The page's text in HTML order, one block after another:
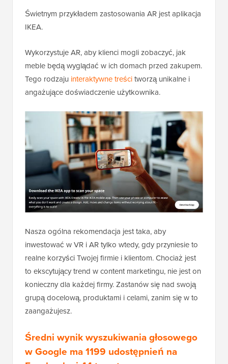
Świetnym przykładem zastosowania AR jest aplikacja
IKEA.
Wykorzystuje AR, aby klienci mogli zobaczyć, jak
meble będą wyglądać w ich domach przed zakupem.
Tego rodzaju interaktywne treścitworzą unikalne i
angażujące doświadczenie użytkownika.
Nasza ogólna rekomendacja jest taka, aby
inwestować w VR i AR tylko wtedy, gdy przyniesie to
realne korzyści Twojej firmie i klientom. Chociaż jest
to ekscytujący trend w content marketingu, nie jest on
konieczny dla każdej firmy. Zastanów się nad swoją
grupą docelową, produktami i celami, zanim się w to
zaangażujesz.
Średni wynik wyszukiwania głosowego
w Google ma 1199 udostępnień na